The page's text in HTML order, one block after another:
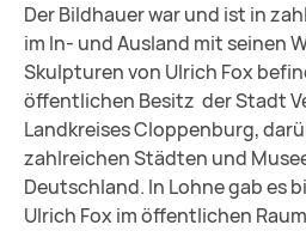
Der Bildhauer war und ist in
im In- und Ausland mit seinen
Skulpturen von Ulrich Fox
öffentlichen Besitz der Stadt
Landkreises Cloppenburg,
zahlreichen Städten und
Deutschland. In Lohne gab es
Ulrich Fox im öffentlichen